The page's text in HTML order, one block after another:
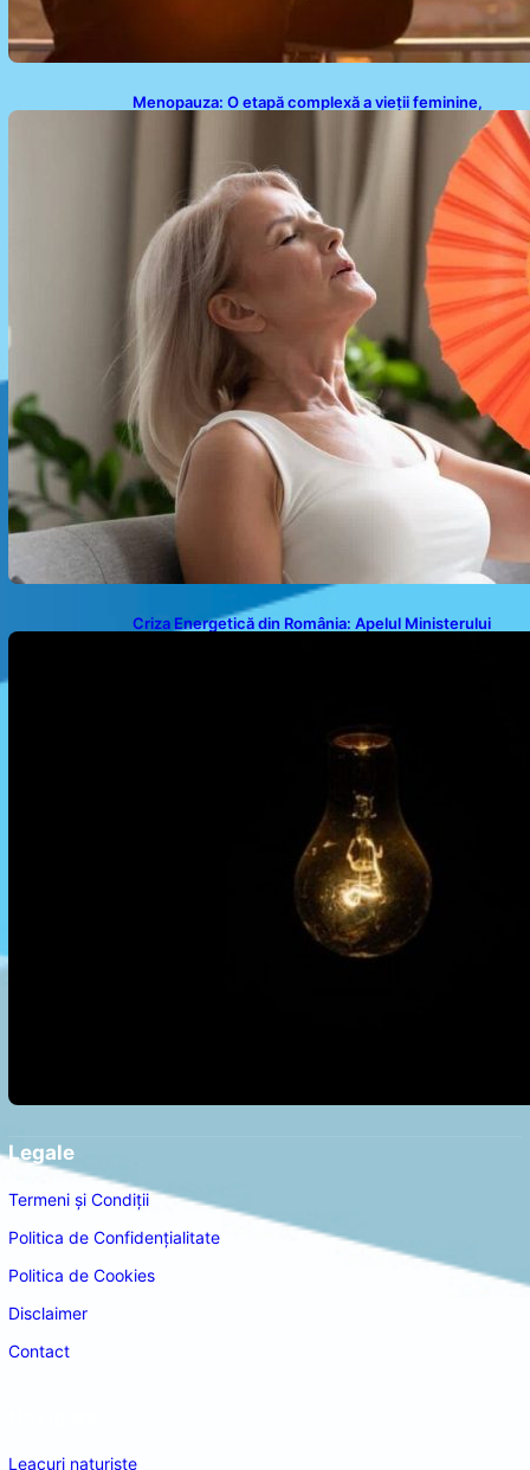
Menopauza: O etapă complexă a vieții feminine,
Criza Energetică din România: Apelul Ministerului
Legale
Termeni și Condiții
Politica de Confidențialitate
Politica de Cookies
Disclaimer
Contact
Leacuri naturiste